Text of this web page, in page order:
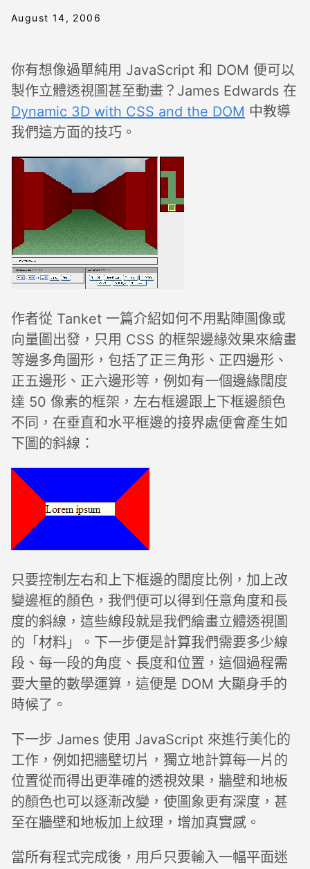
August 14, 2006
你有想像過單純用 JavaScript 和 DOM 便可以
製作立體透視圖甚至動畫？James Edwards 在
Dynamic 3D with CSS and the DOM 中教導
我們這方面的技巧。
作者從 Tanket 一篇介紹如何不用點陣圖像或
向量圖出發，只用 CSS 的框架邊緣效果來繪畫
等邊多角圖形，包括了正三角形、正四邊形、
正五邊形、正六邊形等，例如有一個邊緣闊度
達 50 像素的框架，左右框邊跟上下框邊顏色
不同，在垂直和水平框邊的接界處便會產生如
下圖的斜線：
只要控制左右和上下框邊的闊度比例，加上改
變邊框的顏色，我們便可以得到任意角度和長
度的斜線，這些線段就是我們繪畫立體透視圖
的「材料」。下一步便是計算我們需要多少線
段、每一段的角度、長度和位置，這個過程需
要大量的數學運算，這便是 DOM 大顯身手的
時候了。
下一步 James 使用 JavaScript 來進行美化的
工作，例如把牆壁切片，獨立地計算每一片的
位置從而得出更準確的透視效果，牆壁和地板
的顏色也可以逐漸改變，使圖象更有深度，甚
至在牆壁和地板加上紋理，增加真實感。
當所有程式完成後，用戶只要輸入一幅平面迷